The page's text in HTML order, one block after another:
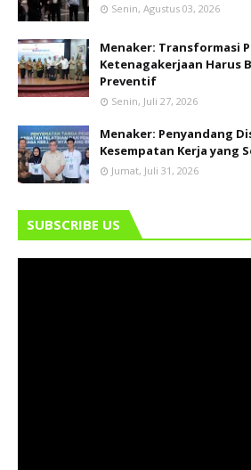
Senin, Agustus 03, 2026
Menaker: Transformasi
Ketenagakerjaan Harus
Preventif
Senin, Juli 27, 2026
Menaker: Penyandang
Kesempatan Kerja yang
Jumat, Juli 31, 2026
SUBSCRIBE US